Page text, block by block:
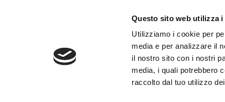
Questo sito web utilizza i
Utilizziamo i cookie per
media e per analizzare il
il nostro sito con i nostri
media, i quali potrebbero
raccolto dal tuo utilizzo